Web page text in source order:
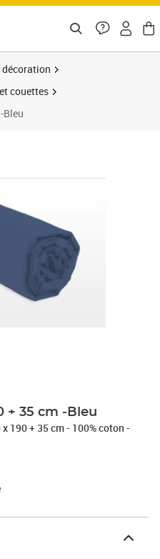
couettes
Bleu
+ 35 cm -Bleu
190 + 35 cm - 100% coton -